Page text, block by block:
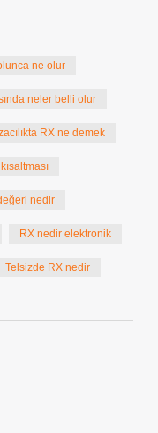
ne olur
neler belli olur
RX ne demek
nedir
RX nedir elektronik
Telsizde RX nedir